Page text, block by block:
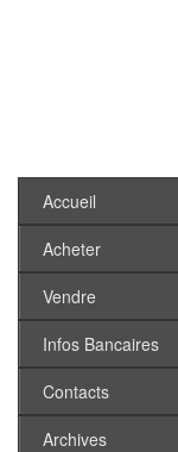
Accueil
Acheter
Vendre
Infos Bancaires
Contacts
Archives